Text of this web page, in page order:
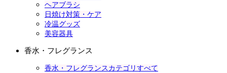
ヘアブラシ
日焼け対策・ケア
冷温グッズ
美容器具
香水・フレグランス
香水・フレグランスカテゴリすべて